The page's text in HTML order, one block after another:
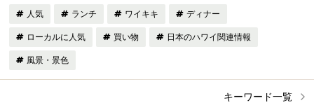
人気 ランチ ワイキキ ディナー
ローカルに人気 買い物 日本のハワイ関連情報
風景・景色
キーワード一覧